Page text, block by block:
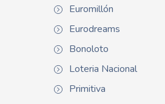
Euromillón
Eurodreams
Bonoloto
Loteria Nacional
Primitiva